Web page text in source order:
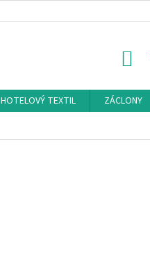
HOTELOVÝ TEXTIL ZÁCLONY